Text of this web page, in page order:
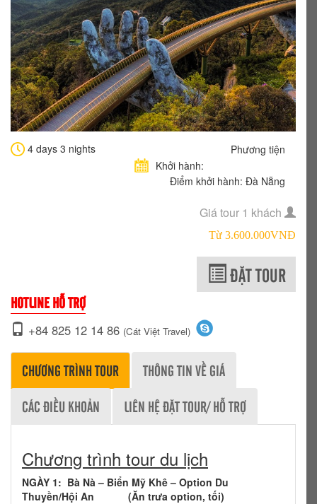
4 days 3 nights
Phương tiện
Khởi hành:
Điểm khởi hành: Đà Nẵng
Giá tour 1 khách
Từ 3.600.000VNÐ
ĐẶT TOUR
HOTLINE HỖ TRỢ
+84 825 12 14 86 (Cát Việt Travel)
CHƯƠNG TRÌNH TOUR
THÔNG TIN VỀ GIÁ
CÁC ĐIỀU KHOẢN
LIÊN HỆ ĐẶT TOUR/ HỖ TRỢ
Chương trình tour du lịch
NGÀY 1: Bà Nà – Biển Mỹ Khê – Option Du
Thuyền/Hội An (Ăn trưa option, tối)